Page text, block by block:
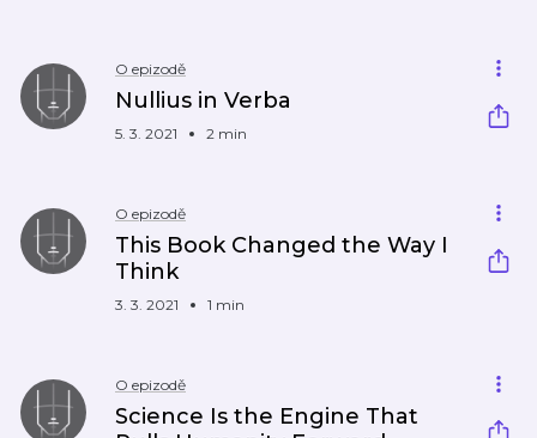
O epizodě
Nullius in Verba
5. 3. 2021 2 min
O epizodě
This Book Changed the Way I
Think
3. 3. 2021 1 min
O epizodě
Science Is the Engine That